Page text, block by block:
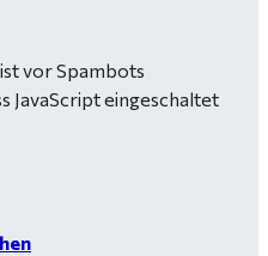
vor Spambots
JavaScript eingeschaltet